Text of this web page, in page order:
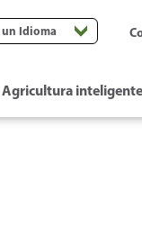
Agricultura inteligente
Idioma